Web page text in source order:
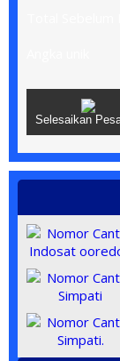
Selesaikan